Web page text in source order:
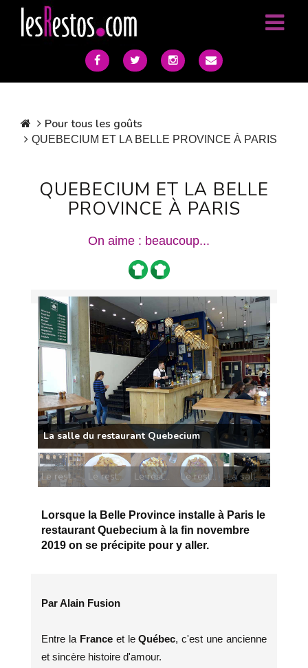
Pour tous les goûts
QUEBECIUM ET LA BELLE PROVINCE À PARIS
QUEBECIUM ET LA BELLE
PROVINCE À PARIS
On aime : beaucoup...
La salle du restaurant Quebecium
Le restaurant Quebecium, salade thaî
Le restaurant Quebecium, la Poutine classique
Le restaurant Quebecium, Pain doré
Le restaurant Quebecium, le comptoir et la boutique
Lorsque la Belle Province installe à Paris le
restaurant Quebecium à la fin novembre
2019 on se précipite pour y aller.
Par Alain Fusion
Entre la France et leQuébec, c'est une ancienne
et sincère histoire d'amour.